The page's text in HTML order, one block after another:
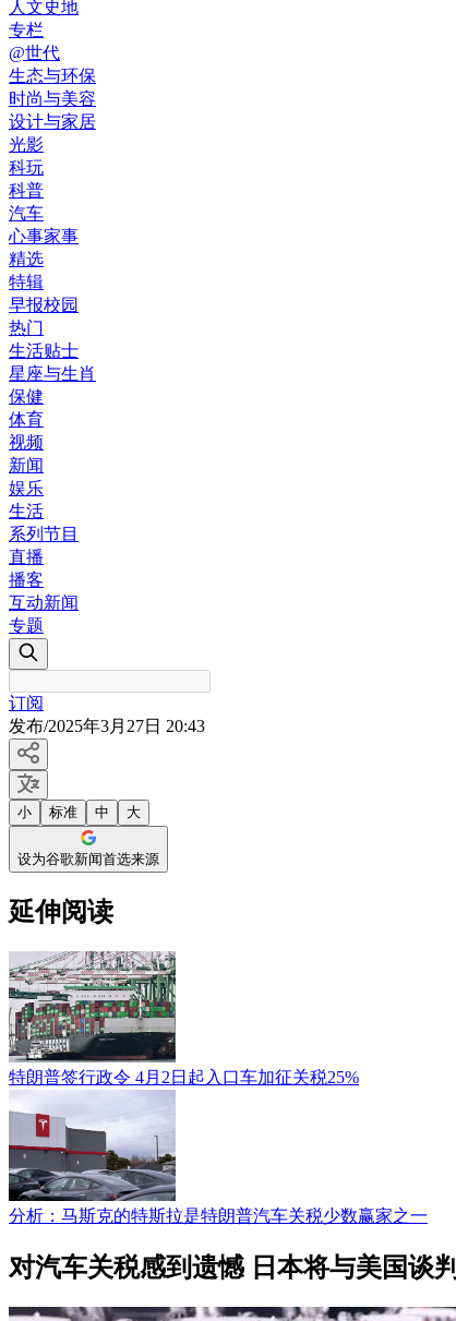
人文史地
专栏
@世代
生态与环保
时尚与美容
设计与家居
光影
科玩
科普
汽车
心事家事
精选
特辑
早报校园
热门
生活贴士
星座与生肖
保健
体育
视频
新闻
娱乐
生活
系列节目
直播
播客
互动新闻
专题
订阅
发布/2025年3月27日 20:43
小 标准 中 大
设为谷歌新闻首选来源
延伸阅读
特朗普签行政令 4月2日起入口车加征关税25%
分析：马斯克的特斯拉是特朗普汽车关税少数赢家之一
对汽车关税感到遗憾 日本将与美国谈判